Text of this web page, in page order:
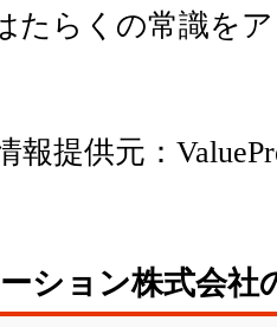
たらくの常識を
報提供元：
ション株式会社